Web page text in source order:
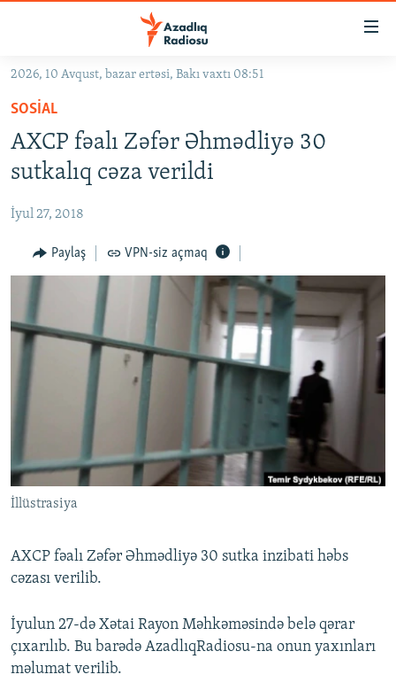
Əsas
qayıt
Əsas
naviqasiyaya
qayıt
Axtarışa
keç
GÜNDƏM
KORRUPSIOMETR
FƏRQƏ BAX
QANUNI DOĞRU
ARAŞDIRMA
MULTIMEDIA
VIDEO
FOTOQALEREYA
RADIO ARXIV
İZ - MƏDƏNIYYƏT PROQRAMI
HAQQIMIZDA
PEŞƏ ETIKASI VƏ JURNALISTIKA STANDARTLARIMIZ
MATERIALLARIMIZDAN ISTIFADƏ
AZADLIQRADIOSU MOBIL TELEFONUNUZDA
XƏBƏR BÜLLETENLƏRIMIZ
RFE/RL-in bütün saytları
2026, 10 Avqust, bazar ertəsi, Bakı vaxtı 08:51
SOSIAL
AXCP fəalı Zəfər Əhmədliyə 30
sutkalıq cəza verildi
İyul 27, 2018
Paylaş VPN-siz açmaq
İllüstrasiya
AXCP fəalı Zəfər Əhmədliyə 30 sutka inzibati həbs
cəzası verilib.
İyulun 27-də Xətai Rayon Məhkəməsində belə qərar
çıxarılıb. Bu barədə AzadlıqRadiosu-na onun yaxınları
məlumat verilib.